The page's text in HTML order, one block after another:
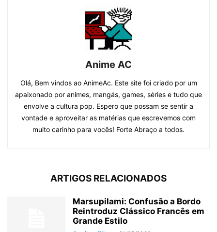
Anime AC
Olá, Bem vindos ao AnimeAc. Este site foi criado por um
apaixonado por animes, mangás, games, séries e tudo que
envolve a cultura pop. Espero que possam se sentir a
vontade e aproveitar as matérias que escrevemos com
muito carinho para vocês! Forte Abraço a todos.
ARTIGOS RELACIONADOS
Marsupilami: Confusão a Bordo
Reintroduz Clássico Francês em
Grande Estilo